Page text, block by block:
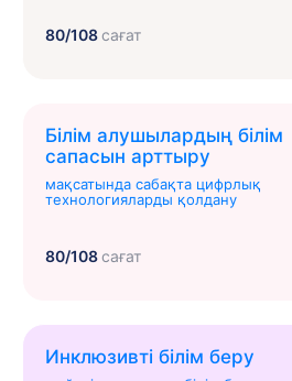
80/108сағат
Білім алушылардың білім
сапасын арттыру
мақсатында сабақта цифрлық
технологияларды қолдану
80/108сағат
Инклюзивті білім беру